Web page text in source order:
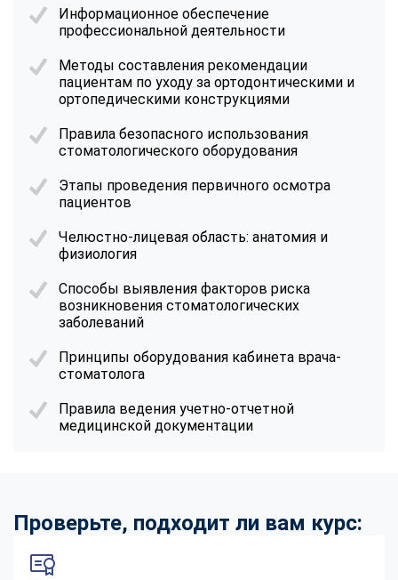
Информационное обеспечение
профессиональной деятельности
Методы составления рекомендации
пациентам по уходу за ортодонтическими и
ортопедическими конструкциями
Правила безопасного использования
стоматологического оборудования
Этапы проведения первичного осмотра
пациентов
Челюстно-лицевая область: анатомия и
физиология
Способы выявления факторов риска
возникновения стоматологических
заболеваний
Принципы оборудования кабинета врача-
стоматолога
Правила ведения учетно-отчетной
медицинской документации
Проверьте, подходит ли вам курс: